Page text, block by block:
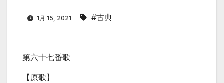
1月 15, 2021 #古典
第六十七番歌
【原歌】